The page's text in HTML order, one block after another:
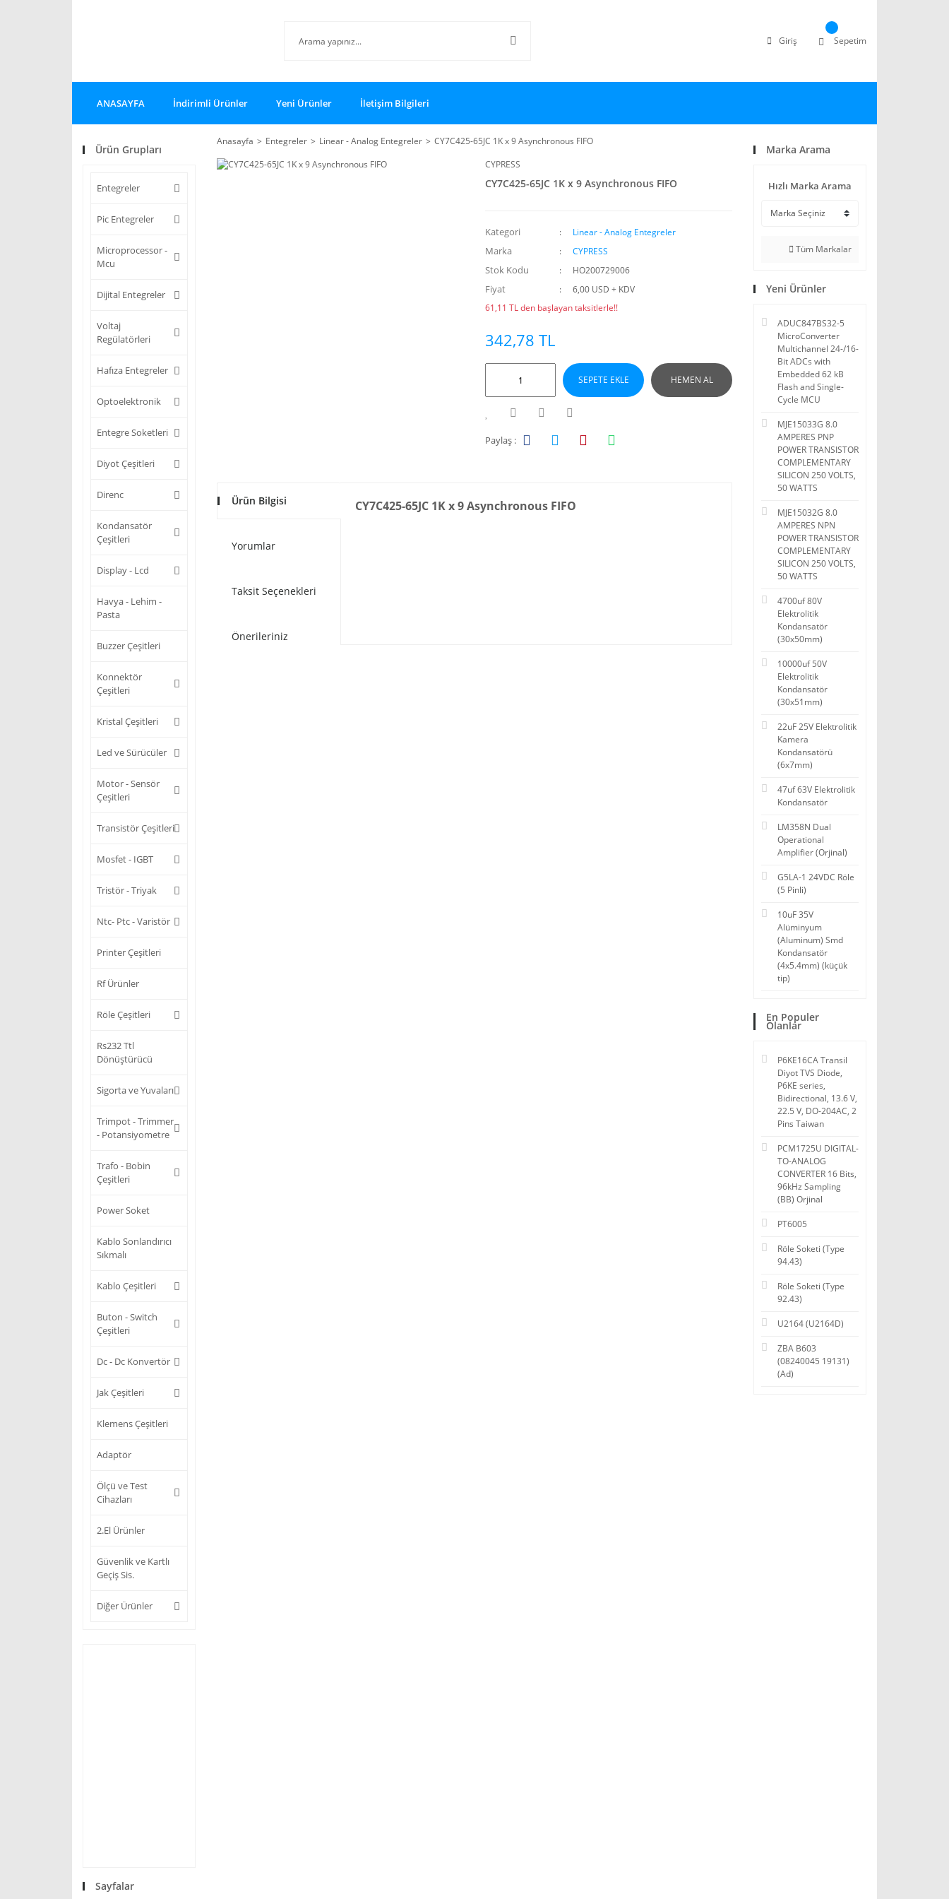
Giriş Sepetim
ANASAYFA İndirimli Ürünler Yeni Ürünler İletişim Bilgileri
Ürün Grupları
Entegreler
Pic Entegreler
Microprocessor -
Mcu
Dijital Entegreler
Voltaj
Regülatörleri
Hafıza Entegreler
Optoelektronik
Entegre Soketleri
Diyot Çeşitleri
Direnc
Kondansatör
Çeşitleri
Display - Lcd
Havya - Lehim -
Pasta
Buzzer Çeşitleri
Konnektör
Çeşitleri
Kristal Çeşitleri
Led ve Sürücüler
Motor - Sensör
Çeşitleri
Transistör Çeşitleri
Mosfet - IGBT
Tristör - Triyak
Ntc- Ptc - Varistör
Printer Çeşitleri
Rf Ürünler
Röle Çeşitleri
Rs232 Ttl
Dönüştürücü
Sigorta ve Yuvaları
Trimpot - Trimmer
- Potansiyometre
Trafo - Bobin
Çeşitleri
Power Soket
Kablo Sonlandırıcı
Sıkmalı
Kablo Çeşitleri
Buton - Switch
Çeşitleri
Dc - Dc Konvertör
Jak Çeşitleri
Klemens Çeşitleri
Adaptör
Ölçü ve Test
Cihazları
2.El Ürünler
Güvenlik ve Kartlı
Geçiş Sis.
Diğer Ürünler
Sayfalar
Anasayfa Entegreler Linear - Analog Entegreler
CY7C425-65JC 1K x 9 Asynchronous FIFO
CYPRESS
CY7C425-65JC 1K x 9 Asynchronous FIFO
Kategori Linear - Analog Entegreler
Marka CYPRESS
Stok Kodu HO200729006
Fiyat
6,00 USD + KDV
61,11 TL den başlayan taksitlerle!!
342,78 TL
SEPETE EKLE HEMEN AL
Paylaş :
Ürün Bilgisi
Yorumlar
Taksit Seçenekleri
Önerileriniz
CY7C425-65JC 1K x 9 Asynchronous FIFO
Marka Arama
Hızlı Marka Arama
Tüm Markalar
Yeni Ürünler
ADUC847BS32-5
MicroConverter
Multichannel 24-/16-
Bit ADCs with
Embedded 62 kB
Flash and Single-
Cycle MCU
MJE15033G 8.0
AMPERES PNP
POWER TRANSISTOR
COMPLEMENTARY
SILICON 250 VOLTS,
50 WATTS
MJE15032G 8.0
AMPERES NPN
POWER TRANSISTOR
COMPLEMENTARY
SILICON 250 VOLTS,
50 WATTS
4700uf 80V
Elektrolitik
Kondansatör
(30x50mm)
10000uf 50V
Elektrolitik
Kondansatör
(30x51mm)
22uF 25V Elektrolitik
Kamera
Kondansatörü
(6x7mm)
47uf 63V Elektrolitik
Kondansatör
LM358N Dual
Operational
Amplifier (Orjinal)
G5LA-1 24VDC Röle
(5 Pinli)
10uF 35V
Alüminyum
(Aluminum) Smd
Kondansatör
(4x5.4mm) (küçük
tip)
En Populer
Olanlar
P6KE16CA Transil
Diyot TVS Diode,
P6KE series,
Bidirectional, 13.6 V,
22.5 V, DO-204AC, 2
Pins Taiwan
PCM1725U DIGITAL-
TO-ANALOG
CONVERTER 16 Bits,
96kHz Sampling
(BB) Orjinal
PT6005
Röle Soketi (Type
94.43)
Röle Soketi (Type
92.43)
U2164 (U2164D)
ZBA B603
(08240045 19131)
(Ad)